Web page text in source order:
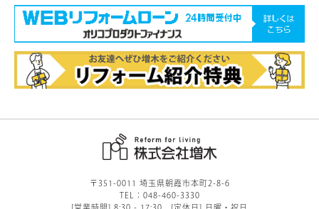
〒351-0011 埼玉県朝霞市本町2-8-6
TEL：048-460-3330
[営業時間] 8:30 - 17:30 [定休日] 日曜・祝日